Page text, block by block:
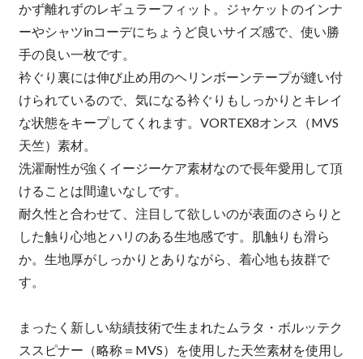
かず離れずのレギュラーフィット。ジャケットのインナ
ーやシャツinコーデにちょうど良いサイズ感で、使い勝
手の良い一枚です。
衿ぐり裏には伸び止め用のヘリンボーンテープが縫い付
けられているので、気になる衿ぐりもしっかりとキレイ
な状態をキープしてくれます。VORTEX8オンス（MVS
天竺）素材。
洗濯耐性が強くイージーケア素材なので長年愛用して頂
けることは間違いなしです。
耐久性と合わせて、注目して欲しいのが表面のさらりと
した触り心地とハリのある生地感です。肌触りも滑ら
か。生地厚がしっかりとありながら、着心地も抜群で
す。
まったく新しい紡績技術で生まれたムラタ・ボルッテク
ススピナー（略称＝MVS）を使用した天竺素材を使用し